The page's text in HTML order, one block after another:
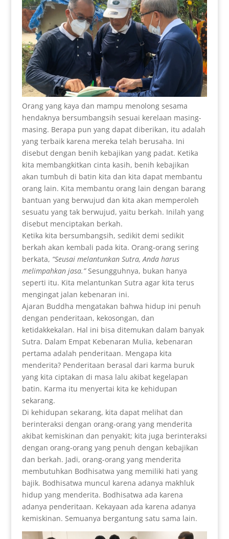
Orang yang kaya dan mampu menolong sesama
hendaknya bersumbangsih sesuai kerelaan masing-
masing. Berapa pun yang dapat diberikan, itu adalah
yang terbaik karena mereka telah berusaha. Ini
disebut dengan benih kebajikan yang padat. Ketika
kita membangkitkan cinta kasih, benih kebajikan
akan tumbuh di batin kita dan kita dapat membantu
orang lain. Kita membantu orang lain dengan barang
bantuan yang berwujud dan kita akan memperoleh
sesuatu yang tak berwujud, yaitu berkah. Inilah yang
disebut menciptakan berkah.
Ketika kita bersumbangsih, sedikit demi sedikit
berkah akan kembali pada kita. Orang-orang sering
berkata, “Seusai melantunkan Sutra, Anda harus
melimpahkan jasa.”Sesungguhnya, bukan hanya
seperti itu. Kita melantunkan Sutra agar kita terus
mengingat jalan kebenaran ini.
Ajaran Buddha mengatakan bahwa hidup ini penuh
dengan penderitaan, kekosongan, dan
ketidakkekalan. Hal ini bisa ditemukan dalam banyak
Sutra. Dalam Empat Kebenaran Mulia, kebenaran
pertama adalah penderitaan. Mengapa kita
menderita? Penderitaan berasal dari karma buruk
yang kita ciptakan di masa lalu akibat kegelapan
batin. Karma itu menyertai kita ke kehidupan
sekarang.
Di kehidupan sekarang, kita dapat melihat dan
berinteraksi dengan orang-orang yang menderita
akibat kemiskinan dan penyakit; kita juga berinteraksi
dengan orang-orang yang penuh dengan kebajikan
dan berkah. Jadi, orang-orang yang menderita
membutuhkan Bodhisatwa yang memiliki hati yang
bajik. Bodhisatwa muncul karena adanya makhluk
hidup yang menderita. Bodhisatwa ada karena
adanya penderitaan. Kekayaan ada karena adanya
kemiskinan. Semuanya bergantung satu sama lain.